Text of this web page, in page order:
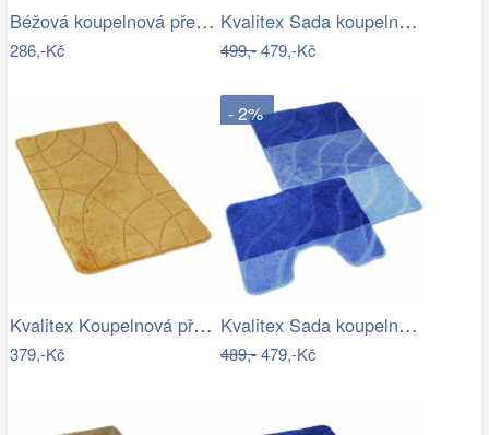
Béžová koupelnová předložka s medvídkem…
286,-Kč
Kvalitex Sada koupelnových předložek…
499,-479,-Kč
Kvalitex Koupelnová předložka Labyrint…
379,-Kč
- 2%
Kvalitex Sada koupelnových předložek…
489,-479,-Kč